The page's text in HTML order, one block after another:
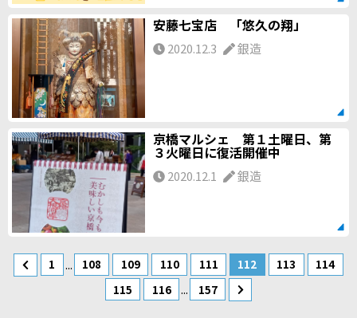
安藤七宝店 「悠久の翔」
2020.12.3 銀造
京橋マルシェ 第１土曜日、第
３火曜日に復活開催中
2020.12.1 銀造
1 ... 108 109 110 111 112 113
114
115
116 ... 157